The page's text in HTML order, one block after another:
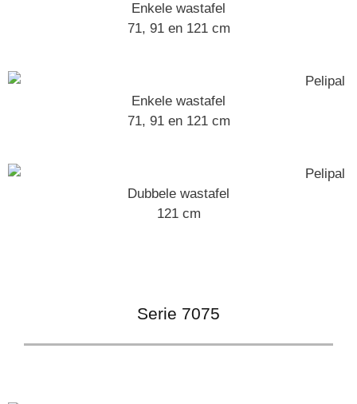
Enkele wastafel
71, 91 en 121 cm
Enkele wastafel
71, 91 en 121 cm
Dubbele wastafel
121 cm
Serie 7075